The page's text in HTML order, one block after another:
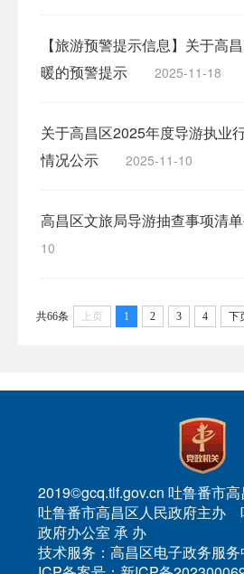
【旅游预警提示信息】关于高
暖的预警提示
2025-11-18
关于高昌区2025年度导游执业
情况公示
2025-11-10
高昌区文旅局导游抽查事项清
10
共66条 上页 1 2 3 4 下
2019©gcq.tlf.gov.cn 吐鲁番市
吐鲁番市高昌区人民政府主办
政府办公室 承 办
技术服务：高昌区电子政务服